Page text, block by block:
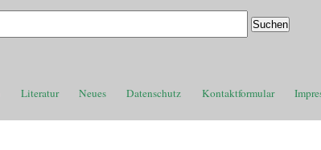
Literatur Neues Datenschutz Kontaktformular